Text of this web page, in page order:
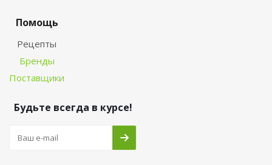
Помощь
Рецепты
Бренды
Поставщики
Будьте всегда в курсе!